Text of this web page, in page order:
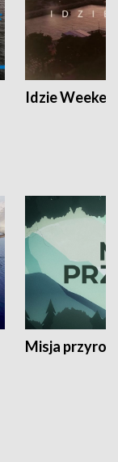
Idzie
Misja